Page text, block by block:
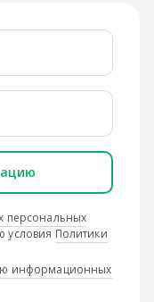
персональных
условия Политики
информационных